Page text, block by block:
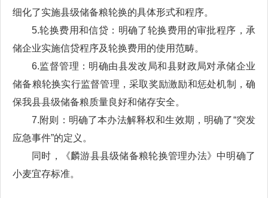
细化了实施县级储备粮轮换的具体形式和程序。
5.轮换费用和信贷：明确了轮换费用的审批程序，承
储企业实施信贷程序及轮换费用的使用范畴。
6.监督管理：明确由县发改局和县财政局对承储企业
储备粮轮换实行监督管理，采取奖励激励和惩处机制，确
保我县县级储备粮质量良好和储存安全。
7.附则：明确了本办法解释权和生效期，明确了“突发
应急事件”的定义。
同时，《麟游县县级储备粮轮换管理办法》中明确了
小麦宜存标准。